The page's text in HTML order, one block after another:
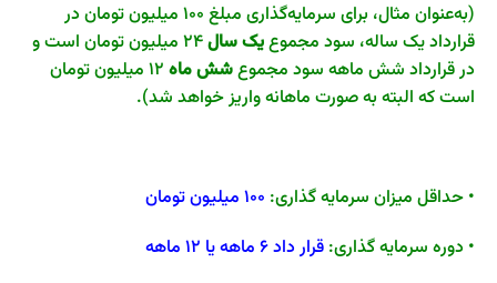
(به‌عنوان مثال، برای سرمایه‌گذاری مبلغ 100 میلیون تومان در
قرارداد یک ساله، سود مجموعیک سال
24 میلیون تومان است و
در قرارداد شش ماهه سود مجموعشش ماه
12 میلیون تومان
است که البته به صورت ماهانه واریز خواهد شد).
• حداقل میزان سرمایه گذاری: 100 میلیون تومان
• دوره سرمایه گذاری: قرار داد 6 ماهه یا 12 ماهه